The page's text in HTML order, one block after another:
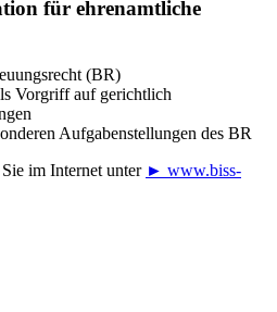
für ehrenamtliche
(BR)
Vorgriff auf gerichtlich
Aufgabenstellungen des BR
im Internet unter ► www.biss-